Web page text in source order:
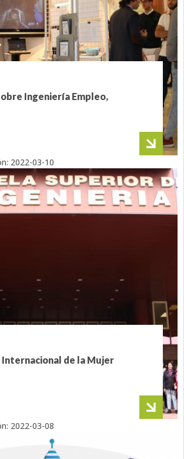
Ingeniería Empleo,
Internacional de la Mujer
2022-03-10
2022-03-08